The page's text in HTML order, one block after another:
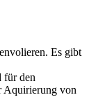
Es gibt
für den
Aquirierung von